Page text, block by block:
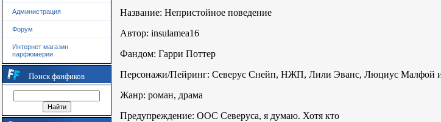
Администрация
Форум
Интернет магазин
парфюмерии
Поиск фанфиков
Название: Непристойное поведение
Автор: insulamea16
Фандом: Гарри Поттер
Персонажи/Пейринг: Северус Снейп, НЖП, Лили Эванс, Люциус Малфой
Жанр: роман, драма
Предупреждение: ООС Северуса, я думаю. Хотя кто